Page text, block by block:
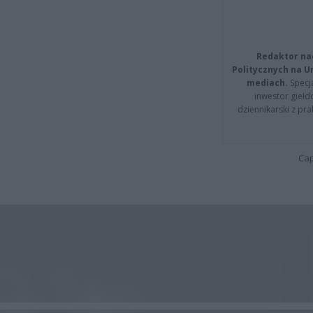
Redaktor
Politycznych na
mediach.
inwestor
dziennikarski z